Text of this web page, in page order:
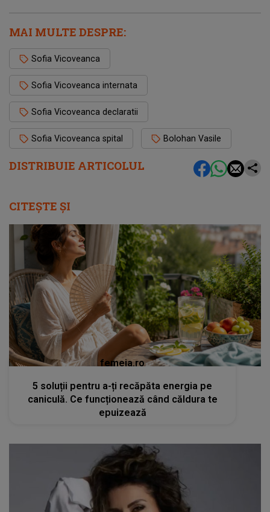
DISTRIBUIE ARTICOLUL
MAI MULTE DESPRE:
Sofia Vicoveanca
Sofia Vicoveanca internata
Sofia Vicoveanca declaratii
Sofia Vicoveanca spital Bolohan Vasile
CITEȘTE ȘI
femeia.ro
5 soluții pentru a-ți recăpăta energia pe
caniculă. Ce funcționează când căldura te
epuizează